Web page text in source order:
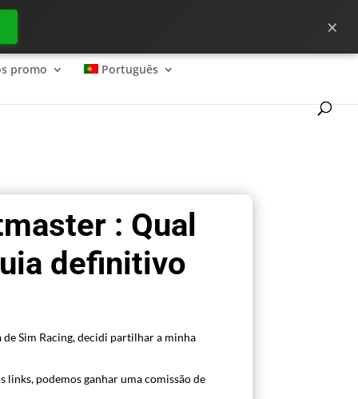
×
para começar bem no ?
promo Português
: Qual
definitivo
Sim Racing, decidi partilhar a minha
links, podemos ganhar uma comissão de